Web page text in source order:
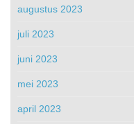
augustus 2023
juli 2023
juni 2023
mei 2023
april 2023